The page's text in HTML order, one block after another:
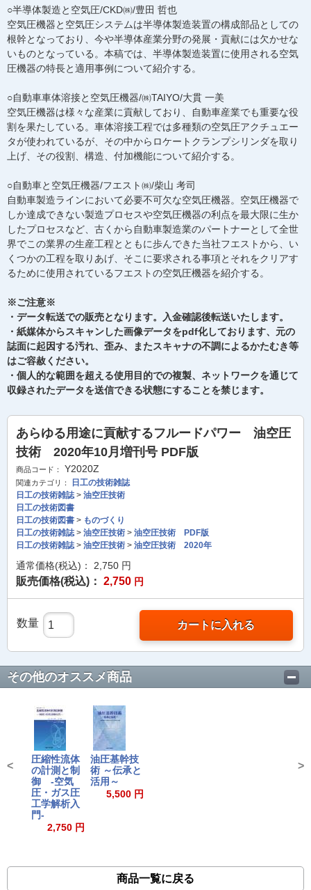
○半導体製造と空気圧/CKD㈱/豊田 哲也
空気圧機器と空気圧システムは半導体製造装置の構成部品としての
根幹となっており、今や半導体産業分野の発展・貢献には欠かせな
いものとなっている。本稿では、半導体製造装置に使用される空気
圧機器の特長と適用事例について紹介する。
○自動車車体溶接と空気圧機器/㈱TAIYO/大貫 一美
空気圧機器は様々な産業に貢献しており、自動車産業でも重要な役
割を果たしている。車体溶接工程では多種類の空気圧アクチュエー
タが使われているが、その中からロケートクランプシリンダを取り
上げ、その役割、構造、付加機能について紹介する。
○自動車と空気圧機器/フエスト㈱/柴山 考司
自動車製造ラインにおいて必要不可欠な空気圧機器。空気圧機器で
しか達成できない製造プロセスや空気圧機器の利点を最大限に生か
したプロセスなど、古くから自動車製造業のパートナーとして全世
界でこの業界の生産工程とともに歩んできた当社フエストから、い
くつかの工程を取りあげ、そこに要求される事項とそれをクリアす
るために使用されているフエストの空気圧機器を紹介する。
※ご注意※
・データ転送での販売となります。入金確認後転送いたします。
・紙媒体からスキャンした画像データをpdf化しております、元の
誌面に起因する汚れ、歪み、またスキャナの不調によるかたむき等
はご容赦ください。
・個人的な範囲を超える使用目的での複製、ネットワークを通じて
収録されたデータを送信できる状態にすることを禁じます。
あらゆる用途に貢献するフルードパワー 油空圧
技術 2020年10月増刊号 PDF版
商品コード： Y2020Z
関連カテゴリ：
日工の技術雑誌
日工の技術雑誌> 油空圧技術
日工の技術図書
日工の技術図書 > ものづくり
日工の技術雑誌> 油空圧技術 > 油空圧技術 PDF版
日工の技術雑誌> 油空圧技術 > 油空圧技術 2020年
通常価格(税込)： 2,750 円
販売価格(税込)： 2,750 円
数量 カートに入れる
その他のオススメ商品
圧縮性流体
の計測と制
御 -空気
圧・ガス圧
工学解析入
門-
2,750 円
油圧基幹技
術 ～伝承と
活用～
5,500 円
< >
商品一覧に戻る